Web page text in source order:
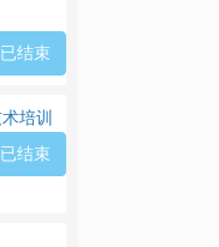
已结束
培训
已结束